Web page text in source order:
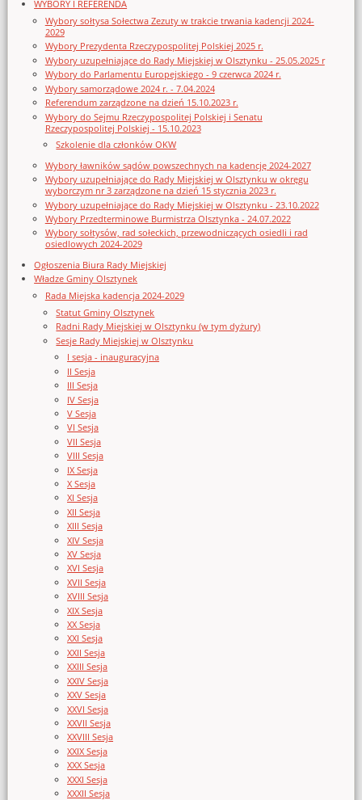
WYBORY I REFERENDA
Wybory sołtysa Sołectwa Zezuty w trakcie trwania kadencji 2024-
2029
Wybory Prezydenta Rzeczypospolitej Polskiej 2025 r.
Wybory uzupełniające do Rady Miejskiej w Olsztynku - 25.05.2025 r
Wybory do Parlamentu Europejskiego - 9 czerwca 2024 r.
Wybory samorządowe 2024 r. - 7.04.2024
Referendum zarządzone na dzień 15.10.2023 r.
Wybory do Sejmu Rzeczypospolitej Polskiej i Senatu
Rzeczypospolitej Polskiej - 15.10.2023
Szkolenie dla członków OKW
Wybory ławników sądów powszechnych na kadencję 2024-2027
Wybory uzupełniające do Rady Miejskiej w Olsztynku w okręgu
wyborczym nr 3 zarządzone na dzień 15 stycznia 2023 r.
Wybory uzupełniające do Rady Miejskiej w Olsztynku - 23.10.2022
Wybory Przedterminowe Burmistrza Olsztynka - 24.07.2022
Wybory sołtysów, rad sołeckich, przewodniczących osiedli i rad
osiedlowych 2024-2029
Ogłoszenia Biura Rady Miejskiej
Władze Gminy Olsztynek
Rada Miejska kadencja 2024-2029
Statut Gminy Olsztynek
Radni Rady Miejskiej w Olsztynku (w tym dyżury)
Sesje Rady Miejskiej w Olsztynku
I sesja - inauguracyjna
II Sesja
III Sesja
IV Sesja
V Sesja
VI Sesja
VII Sesja
VIII Sesja
IX Sesja
X Sesja
XI Sesja
XII Sesja
XIII Sesja
XIV Sesja
XV Sesja
XVI Sesja
XVII Sesja
XVIII Sesja
XIX Sesja
XX Sesja
XXI Sesja
XXII Sesja
XXIII Sesja
XXIV Sesja
XXV Sesja
XXVI Sesja
XXVII Sesja
XXVIII Sesja
XXIX Sesja
XXX Sesja
XXXI Sesja
XXXII Sesja